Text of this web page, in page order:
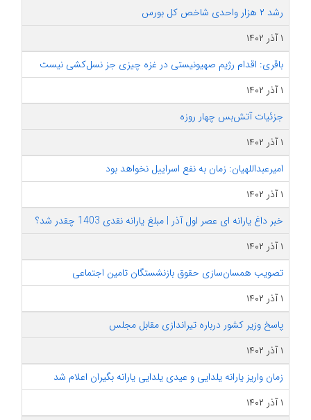
رشد ۲ هزار واحدی شاخص کل بورس
۱ آذر ۱۴۰۲
باقری: اقدام رژیم صهیونیستی در غزه چیزی جز نسل‌کشی نیست
۱ آذر ۱۴۰۲
جزئیات آتش‌بس چهار روزه‌
۱ آذر ۱۴۰۲
امیرعبداللهیان: زمان به نفع اسراییل نخواهد بود
۱ آذر ۱۴۰۲
خبر داغ یارانه ای عصر اول آذر | مبلغ یارانه نقدی 1403 چقدر شد؟
۱ آذر ۱۴۰۲
تصویب همسان‌سازی حقوق بازنشستگان تامین اجتماعی
۱ آذر ۱۴۰۲
پاسخ وزیر کشور درباره تیراندازی مقابل مجلس
۱ آذر ۱۴۰۲
زمان واریز یارانه یلدایی و عیدی یلدایی یارانه بگیران اعلام شد
۱ آذر ۱۴۰۲